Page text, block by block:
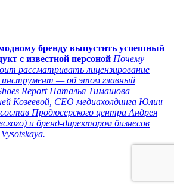
бренду выпустить успешный
с известной персоной Почему
рассматривать лицензирование
инструмент — об этом главный
Report Наталья Тимашова
Козеевой, СЕО медиахолдинга Юлии
Продюсерского центра Андрея
и бренд-директором бизнесов